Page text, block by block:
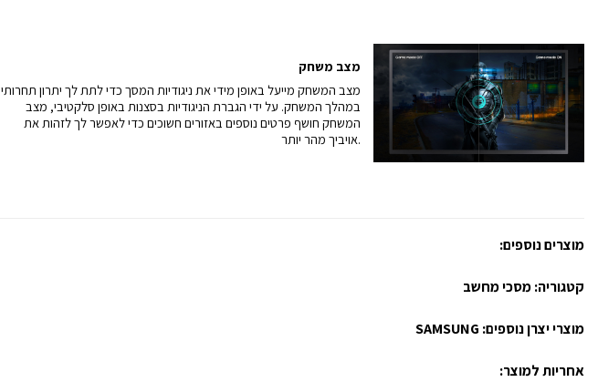
מצב משחק
מצב המשחק מייעל באופן מידי את ניגודיות המסך כדי לתת לך יתרון תחרותי
במהלך המשחק. על ידי הגברת הניגודיות בסצנות באופן סלקטיבי, מצב
המשחק חושף פרטים נוספים באזורים חשוכים כדי לאפשר לך לזהות את
אויביך מהר יותר.
מוצרים נוספים:
קטגוריה:מסכי מחשב
מוצרי יצרן נוספים: SAMSUNG
אחריות למוצר: